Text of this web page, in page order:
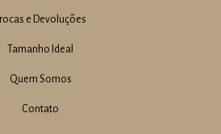
e Devoluções
Tamanho Ideal
Quem Somos
Contato